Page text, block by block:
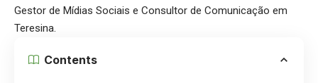
Gestor de Mídias Sociais e Consultor de Comunicação em
Teresina.
Contents